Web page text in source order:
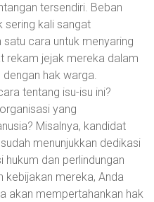
tersendiri. Beban
sering kali sangat
cara untuk menyaring
rekam jejak mereka dalam
hak warga.
tentang isu-isu ini?
yang
Misalnya, kandidat
sudah menunjukkan dedikasi
dan perlindungan
kebijakan mereka, Anda
akan mempertahankan hak